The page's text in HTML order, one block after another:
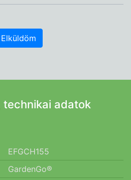
Elküldöm
technikai adatok
EFGCH155
GardenGo®